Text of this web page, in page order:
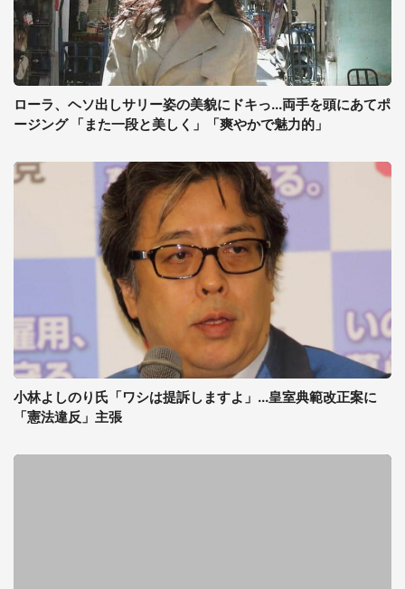
ローラ、ヘソ出しサリー姿の美貌にドキっ...両手を頭にあてポ
ージング 「また一段と美しく」「爽やかで魅力的」
小林よしのり氏「ワシは提訴しますよ」...皇室典範改正案に
「憲法違反」主張